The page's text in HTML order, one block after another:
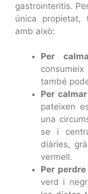
gastrointeritis.
única propietat,
amb això:
Per
també
Per
pateixen
una
se i
diàries,
vermell.
Per
verd i